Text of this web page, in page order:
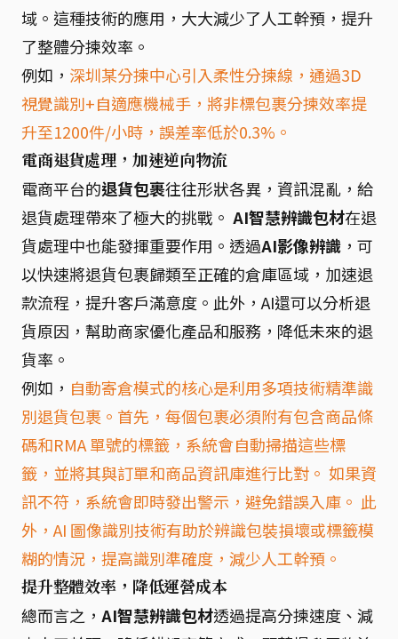
域。這種技術的應用，大大減少了人工幹預，提升
了整體分揀效率。
例如， 深圳某分揀中心引入柔性分揀線，通過3D
視覺識別+自適應機械手，將非標包裹分揀效率提
升至1200件/小時，誤差率低於0.3%。
電商退貨處理，加速逆向物流
電商平台的退貨包裹往往形狀各異，資訊混亂，給
退貨處理帶來了極大的挑戰。 AI智慧辨識包材在退
貨處理中也能發揮重要作用。透過AI影像辨識 ，可
以快速將退貨包裹歸類至正確的倉庫區域，加速退
款流程，提升客戶滿意度。此外，AI還可以分析退
貨原因，幫助商家優化產品和服務，降低未來的退
貨率。
例如， 自動寄倉模式的核心是利用多項技術精準識
別退貨包裹。首先，每個包裹必須附有包含商品條
碼和RMA 單號的標籤，系統會自動掃描這些標
籤，並將其與訂單和商品資訊庫進行比對。 如果資
訊不符，系統會即時發出警示，避免錯誤入庫。 此
外，AI 圖像識別技術有助於辨識包裝損壞或標籤模
糊的情況，提高識別準確度，減少人工幹預。
提升整體效率，降低運營成本
總而言之， AI智慧辨識包材透過提高分揀速度、減